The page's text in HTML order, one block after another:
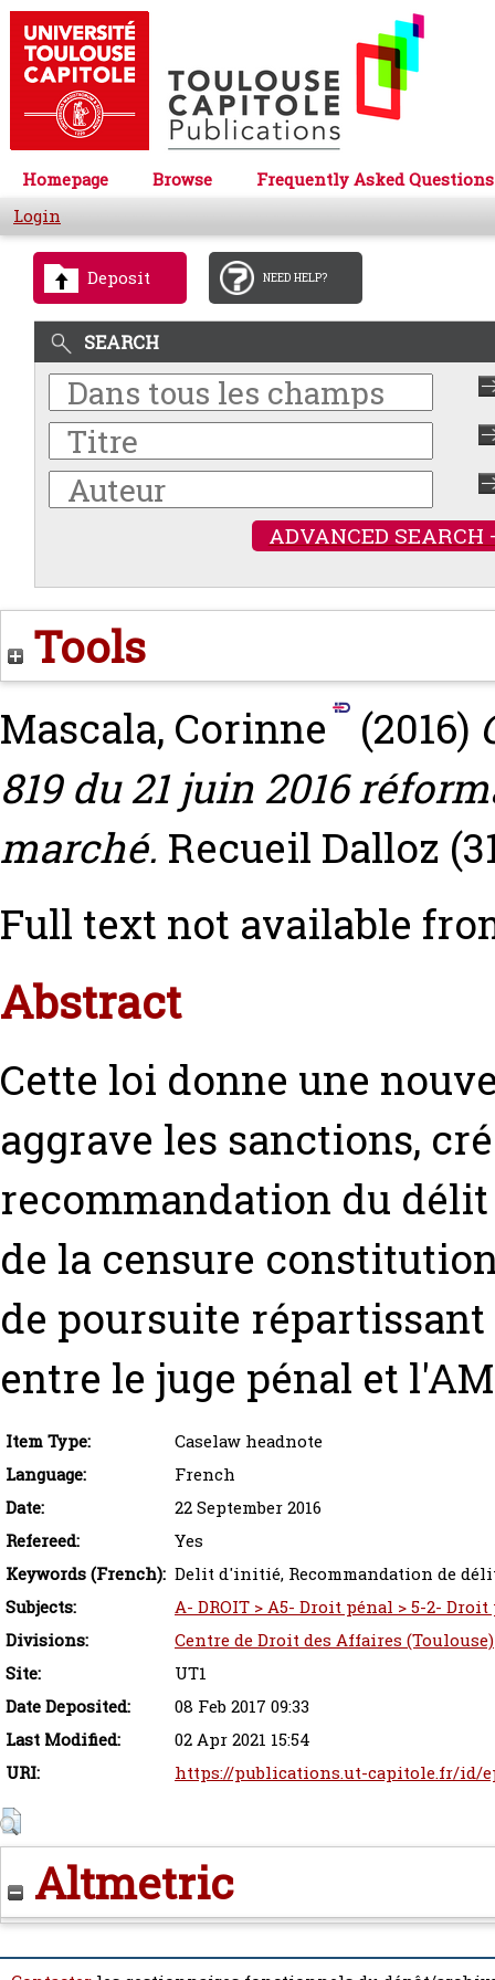
Homepage Browse
Frequently Asked Questions
Login
Deposit NEED HELP?
SEARCH
ADVANCED SEARCH
Tools
Mascala, Corinne (2016)
819 du 21 juin 2016
marché. Recueil Dalloz
Full text not available
Abstract
Cette loi donne une
aggrave les sanctions,
recommandation du
de la censure
de poursuite
entre le juge pénal et
Item Type:
Caselaw headnote
Language:
French
Date:
22 September 2016
Refereed:
Yes
Keywords (French): Delit d'initié, Recommandation de
Subjects:
A- DROIT > A5- Droit pénal > 5-2-
Divisions:
Centre de Droit des Affaires (Toulouse)
Site:
UT1
Date Deposited:
08 Feb 2017 09:33
Last Modified:
02 Apr 2021 15:54
URI:
https://publications.ut-capitole.fr/id/
Altmetric